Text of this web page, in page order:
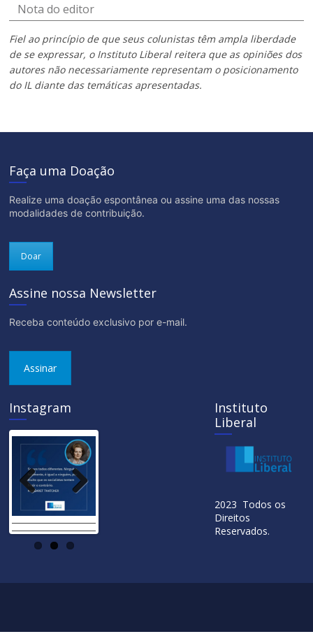
Nota do editor
Fiel ao princípio de que seus colunistas têm ampla liberdade
de se expressar, o Instituto Liberal reitera que as opiniões dos
autores não necessariamente representam o posicionamento
do IL diante das temáticas apresentadas.
Faça uma Doação
Realize uma doação espontânea ou assine uma das nossas
modalidades de contribuição.
Doar
Assine nossa Newsletter
Receba conteúdo exclusivo por e-mail.
Assinar
Instagram
ous
Instituto
Liberal
2023 Todos os
Direitos
Reservados.